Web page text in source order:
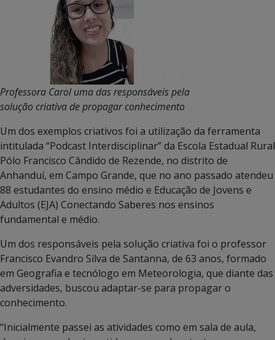
Professora Carol uma das responsáveis pela
solução criativa de propagar conhecimento
Um dos exemplos criativos foi a utilização da ferramenta
intitulada “Podcast Interdisciplinar” da Escola Estadual Rural
Pólo Francisco Cândido de Rezende, no distrito de
Anhanduí, em Campo Grande, que no ano passado atendeu
88 estudantes do ensino médio e Educação de Jovens e
Adultos (EJA) Conectando Saberes nos ensinos
fundamental e médio.
Um dos responsáveis pela solução criativa foi o professor
Francisco Evandro Silva de Santanna, de 63 anos, formado
em Geografia e tecnólogo em Meteorologia, que diante das
adversidades, buscou adaptar-se para propagar o
conhecimento.
“Inicialmente passei as atividades como em sala de aula,